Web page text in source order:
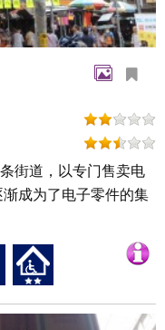
街道，以专门售卖电
成为了电子零件的集